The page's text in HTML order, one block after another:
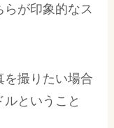
が印象的なス
を撮りたい場合
ということ